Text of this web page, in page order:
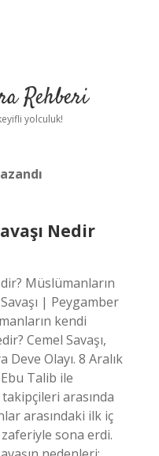
Rehberi
yolculuk!
Nedir
Müslümanların
| Peygamber
kendi
Cemel Savaşı,
Deve Olayı. 8 Aralık
Talib ile
arasında
arasındaki ilk iç
zaferiyle sona erdi.